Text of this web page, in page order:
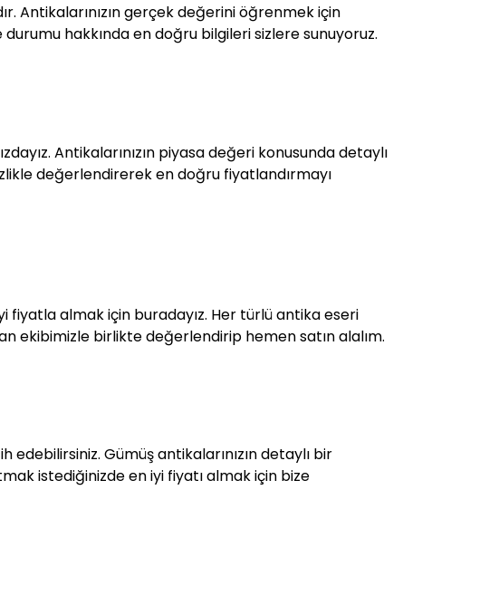
Antikalarınızın gerçek değerini öğrenmek için
hakkında en doğru bilgileri sizlere sunuyoruz.
Antikalarınızın piyasa değeri konusunda detaylı
değerlendirerek en doğru fiyatlandırmayı
fiyatla almak için buradayız. Her türlü antika eseri
ekibimizle birlikte değerlendirip hemen satın alalım.
edebilirsiniz. Gümüş antikalarınızın detaylı bir
istediğinizde en iyi fiyatı almak için bize